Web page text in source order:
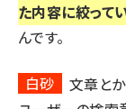
た内容に絞って
んです。
白砂
文章と